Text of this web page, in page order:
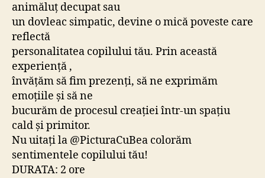
animăluț decupat sau
un dovleac simpatic, devine o mică poveste care
reflectă
personalitatea copilului tău. Prin această
experiență ,
învățăm să fim prezenți, să ne exprimăm
emoțiile și să ne
bucurăm de procesul creației într-un spațiu
cald și primitor.
Nu uitați la @PicturaCuBea colorăm
sentimentele copilului tău!
DURATA: 2 ore